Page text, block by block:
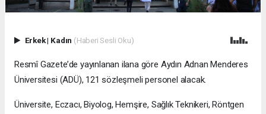
Erkek| Kadın (Haberi Sesli Oku)
Resmî Gazete’de yayınlanan ilana göre Aydın Adnan Menderes
Üniversitesi (ADÜ), 121 sözleşmeli personel alacak.
Üniversite, Eczacı, Biyolog, Hemşire, Sağlık Teknikeri, Röntgen